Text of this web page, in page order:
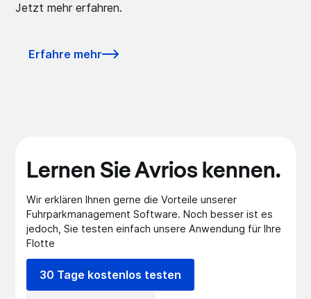
Jetzt mehr erfahren.
Erfahre mehr
Lernen Sie Avrios kennen.
Wir erklären Ihnen gerne die Vorteile unserer
Fuhrparkmanagement Software. Noch besser ist es
jedoch, Sie testen einfach unsere Anwendung für Ihre
Flotte
30 Tage kostenlos testen